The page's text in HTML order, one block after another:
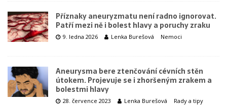
Příznaky aneuryzmatu není radno ignorovat.
Patří mezi ně i bolest hlavy a poruchy zraku
9. ledna 2026 Lenka Burešová Nemoci
Aneurysma bere ztenčování cévních stěn
útokem. Projevuje se i zhoršeným zrakem a
bolestmi hlavy
28. července 2023 Lenka Burešová Rady a tipy